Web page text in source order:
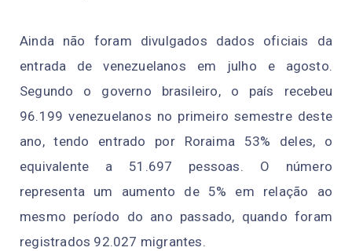
Ainda não foram divulgados dados oficiais da
entrada de venezuelanos em julho e agosto.
Segundo o governo brasileiro, o país recebeu
96.199 venezuelanos no primeiro semestre deste
ano, tendo entrado por Roraima 53% deles, o
equivalente a 51.697 pessoas. O número
representa um aumento de 5% em relação ao
mesmo período do ano passado, quando foram
registrados 92.027 migrantes.